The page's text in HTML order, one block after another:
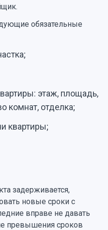
обязательные
этаж, площадь,
комнат, отделка;
квартиры;
задерживается,
новые сроки с
вправе не давать
превышения сроков